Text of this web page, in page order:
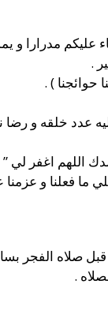
مدرارا و
.
حوائجنا ) .
عدد خلقه و
اللهم اغفر لي ”
ما فعلنا و
قبل صلاه الفجر
.